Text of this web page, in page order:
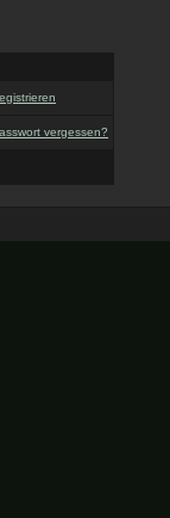
vergessen?